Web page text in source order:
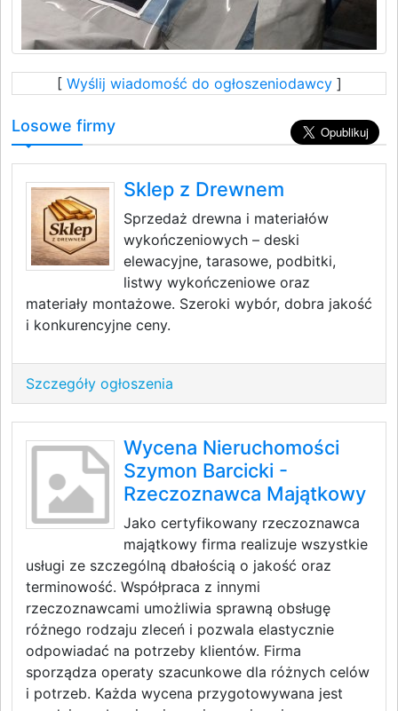
[ Wyślij wiadomość do ogłoszeniodawcy]
Losowe firmy
Sklep z Drewnem
Sprzedaż drewna i materiałów
wykończeniowych – deski
elewacyjne, tarasowe, podbitki,
listwy wykończeniowe oraz
materiały montażowe. Szeroki wybór, dobra jakość
i konkurencyjne ceny.
Szczegóły ogłoszenia
Wycena Nieruchomości
Szymon Barcicki -
Rzeczoznawca Majątkowy
Jako certyfikowany rzeczoznawca
majątkowy firma realizuje wszystkie
usługi ze szczególną dbałością o jakość oraz
terminowość. Współpraca z innymi
rzeczoznawcami umożliwia sprawną obsługę
różnego rodzaju zleceń i pozwala elastycznie
odpowiadać na potrzeby klientów. Firma
sporządza operaty szacunkowe dla różnych celów
i potrzeb. Każda wycena przygotowywana jest